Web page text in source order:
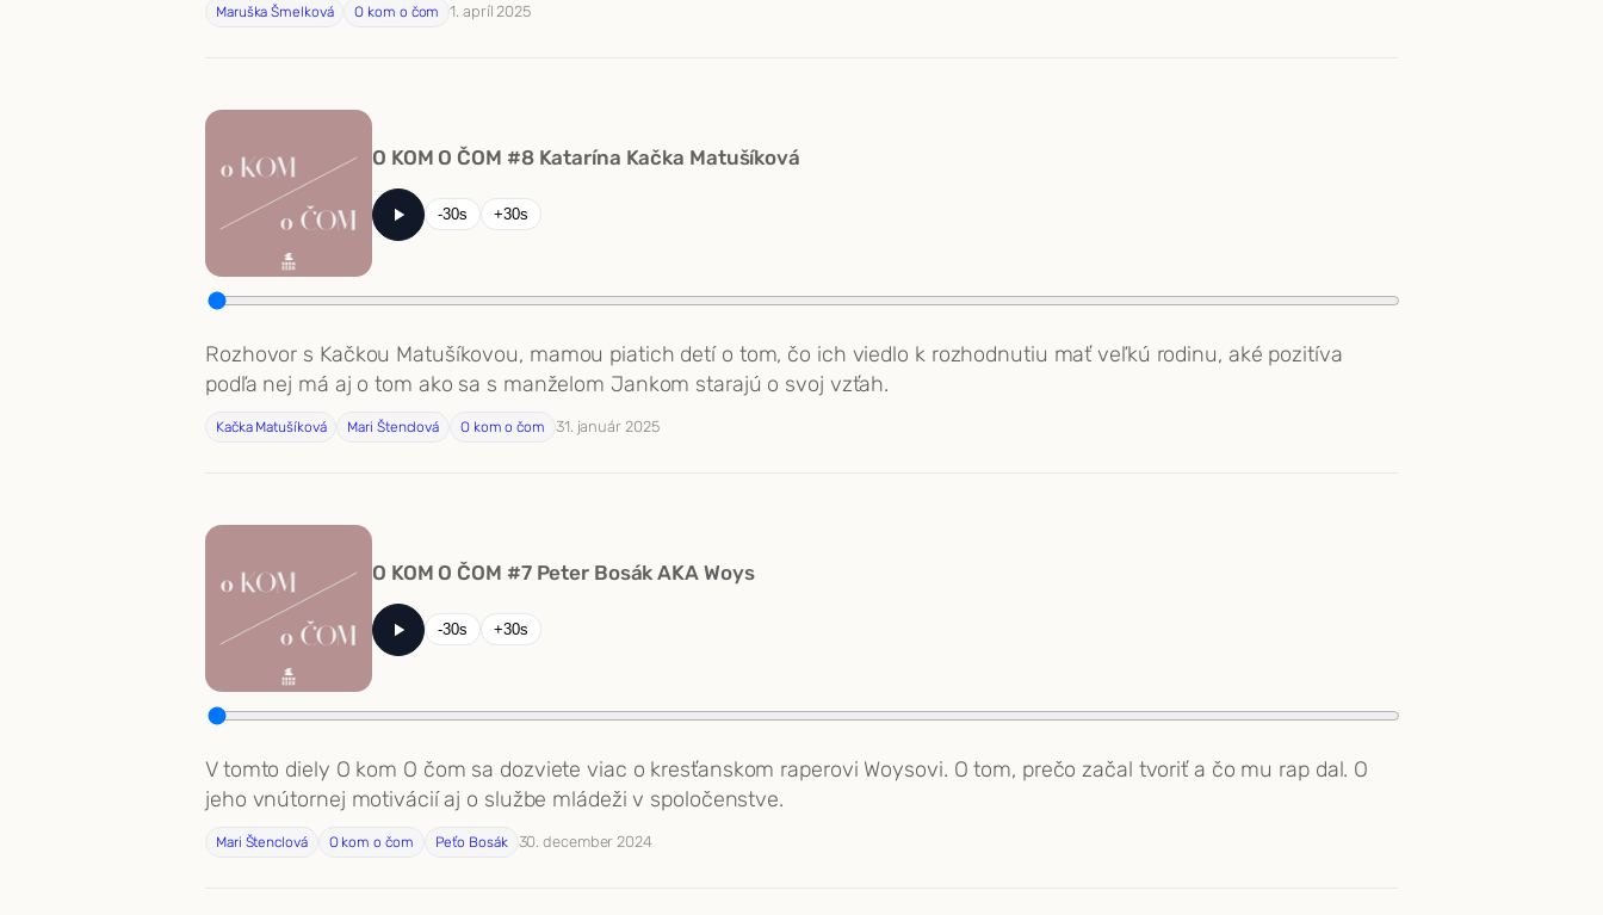
Maruška Šmelková O kom o čom 1. apríl 2025
O KOM O ČOM #8 Katarína Kačka Matušíková
-30s +30s
Rozhovor s Kačkou Matušíkovou, mamou piatich detí o tom, čo ich viedlo k rozhodnutiu mať veľkú rodinu, aké pozitíva
podľa nej má aj o tom ako sa s manželom Jankom starajú o svoj vzťah.
Kačka Matušíková Mari Štenclová O kom o čom 31. január 2025
O KOM O ČOM #7 Peter Bosák AKA Woys
-30s +30s
V tomto diely O kom O čom sa dozviete viac o kresťanskom raperovi Woysovi. O tom, prečo začal tvoriť a čo mu rap dal. O
jeho vnútornej motivácií aj o službe mládeži v spoločenstve.
Mari Štenclová O kom o čom Peťo Bosák 30. december 2024